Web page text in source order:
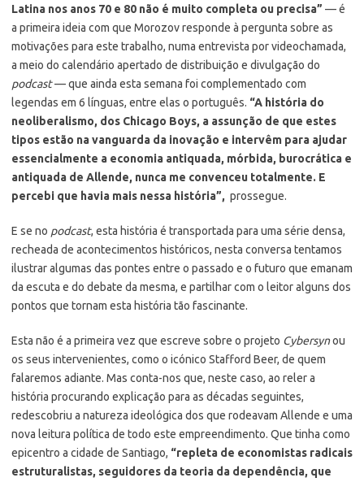
Latina nos anos 70 e 80 não é muito completa ou precisa” — é
a primeira ideia com que Morozov responde à pergunta sobre as
motivações para este trabalho, numa entrevista por videochamada,
a meio do calendário apertado de distribuição e divulgação do
podcast— que ainda esta semana foi complementado com
legendas em 6 línguas, entre elas o português. “A história do
neoliberalismo, dos Chicago Boys, a assunção de que estes
tipos estão na vanguarda da inovação e intervêm para ajudar
essencialmente a economia antiquada, mórbida, burocrática e
antiquada de Allende, nunca me convenceu totalmente. E
percebi que havia mais nessa história”, prossegue.
E se no podcast, esta história é transportada para uma série densa,
recheada de acontecimentos históricos, nesta conversa tentamos
ilustrar algumas das pontes entre o passado e o futuro que emanam
da escuta e do debate da mesma, e partilhar com o leitor alguns dos
pontos que tornam esta história tão fascinante.
Esta não é a primeira vez que escreve sobre o projeto Cybersynou
os seus intervenientes, como o icónico Stafford Beer, de quem
falaremos adiante. Mas conta-nos que, neste caso, ao reler a
história procurando explicação para as décadas seguintes,
redescobriu a natureza ideológica dos que rodeavam Allende e uma
nova leitura política de todo este empreendimento. Que tinha como
epicentro a cidade de Santiago, “repleta de economistas radicais
estruturalistas, seguidores da teoria da dependência, que